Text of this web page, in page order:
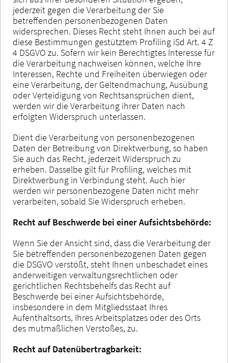
jederzeit gegen die Verarbeitung der Sie
betreffenden personenbezogenen Daten
widersprechen. Dieses Recht steht Ihnen auch bei auf
diese Bestimmungen gestütztem Profiling iSd Art. 4 Z
4 DSGVO zu. Sofern wir kein Berechtigtes Interesse für
die Verarbeitung nachweisen können, welche Ihre
Interessen, Rechte und Freiheiten überwiegen oder
eine Verarbeitung, der Geltendmachung, Ausübung
oder Verteidigung von Rechtsansprüchen dient,
werden wir die Verarbeitung ihrer Daten nach
erfolgten Widerspruch unterlassen.
Dient die Verarbeitung von personenbezogenen
Daten der Betreibung von Direktwerbung, so haben
Sie auch das Recht, jederzeit Widerspruch zu
erheben. Dasselbe gilt für Profiling, welches mit
Direktwerbung in Verbindung steht. Auch hier
werden wir personenbezogene Daten nicht mehr
verarbeiten, sobald Sie Widerspruch erheben.
Recht auf Beschwerde bei einer Aufsichtsbehörde:
Wenn Sie der Ansicht sind, dass die Verarbeitung der
Sie betreffenden personenbezogenen Daten gegen
die DSGVO verstößt, steht Ihnen unbeschadet eines
anderweitigen verwaltungsrechtlichen oder
gerichtlichen Rechtsbehelfs das Recht auf
Beschwerde bei einer Aufsichtsbehörde,
insbesondere in dem Mitgliedsstaat Ihres
Aufenthaltsorts, Ihres Arbeitsplatzes oder des Orts
des mutmaßlichen Verstoßes, zu.
Recht auf Datenübertragbarkeit: